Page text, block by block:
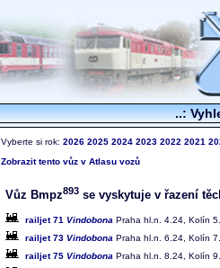
..:
Vyberte si rok: 2026 2025 2024 2023 2022 2021
Zobrazit tento vůz v Atlasu vozů
Vůz Bmpz893 se vyskytuje v řazení
railjet 71 Vindobona Praha hl.n. 4.24, Kolín
railjet 73 Vindobona Praha hl.n. 6.24, Kolín
railjet 75 Vindobona Praha hl.n. 8.24, Kolín